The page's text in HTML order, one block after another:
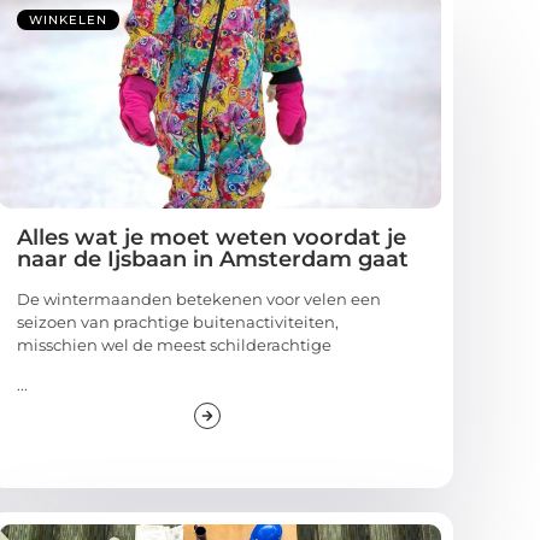
WINKELEN
Alles wat je moet weten voordat je
naar de Ijsbaan in Amsterdam gaat
De wintermaanden betekenen voor velen een
seizoen van prachtige buitenactiviteiten,
misschien wel de meest schilderachtige
...